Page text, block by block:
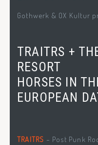
Gothwerk & OX Kultur
TRAITRS +
RESORT
HORSES IN
EUROPEAN
TRAITRS – Post Punk